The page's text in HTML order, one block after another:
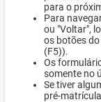
para o
Para
ou "Voltar",
os botões
(F5)).
Os
somente no
Se tiver
pré-